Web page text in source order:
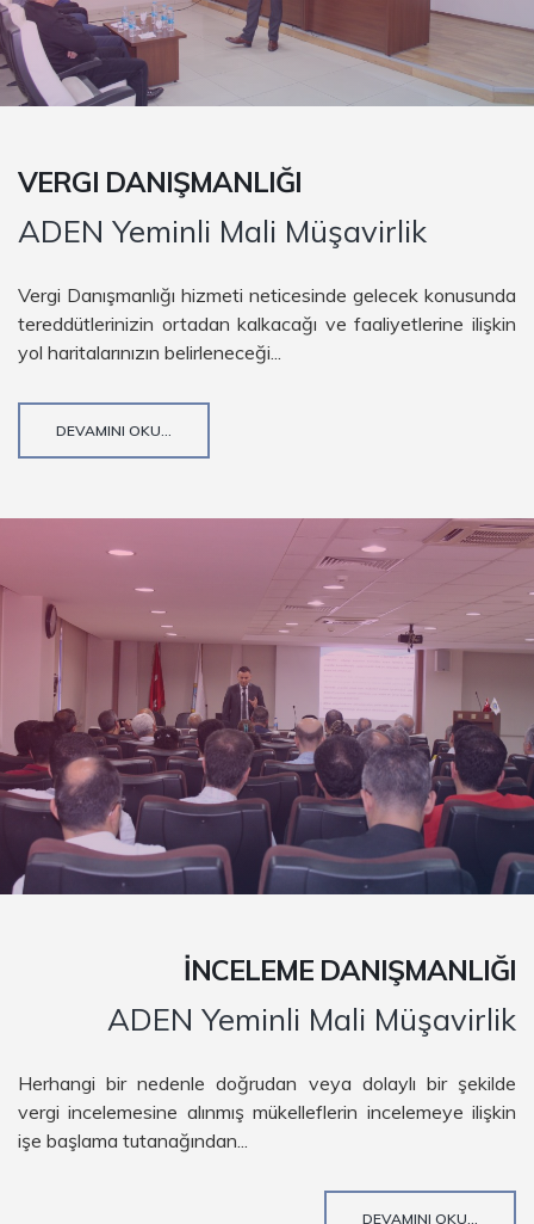
VERGI DANIŞMANLIĞI
ADEN Yeminli Mali Müşavirlik
Vergi Danışmanlığı hizmeti neticesinde gelecek konusunda
tereddütlerinizin ortadan kalkacağı ve faaliyetlerine ilişkin
yol haritalarınızın belirleneceği...
DEVAMINI OKU...
İNCELEME DANIŞMANLIĞI
ADEN Yeminli Mali Müşavirlik
Herhangi bir nedenle doğrudan veya dolaylı bir şekilde
vergi incelemesine alınmış mükelleflerin incelemeye ilişkin
işe başlama tutanağından...
DEVAMINI OKU...